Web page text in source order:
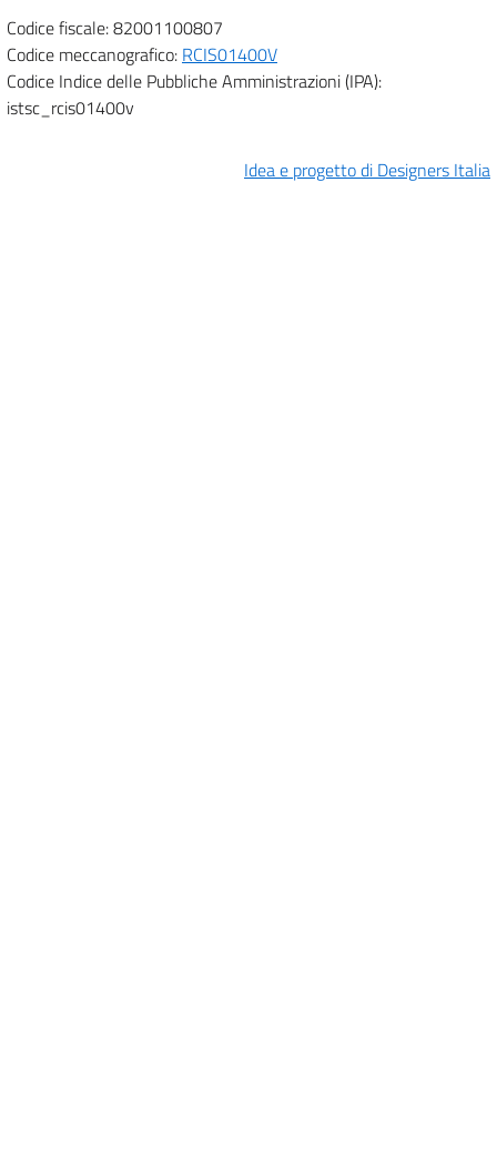
Codice fiscale: 82001100807
Codice meccanografico: RCIS01400V
Codice Indice delle Pubbliche Amministrazioni (IPA):
istsc_rcis01400v
Idea e progetto di Designers Italia